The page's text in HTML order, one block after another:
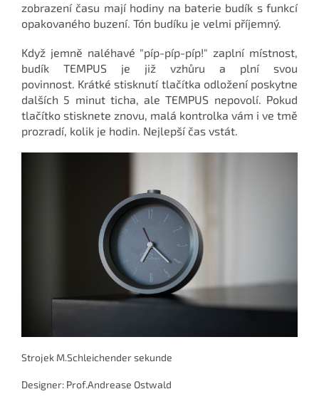
zobrazení času mají hodiny na baterie budík s funkcí
opakovaného buzení. Tón budíku je velmi příjemný.
Když jemně naléhavé "píp-píp-píp!" zaplní místnost,
budík TEMPUS je již vzhůru a plní svou
povinnost. Krátké stisknutí tlačítka odložení poskytne
dalších 5 minut ticha, ale TEMPUS nepovolí. Pokud
tlačítko stisknete znovu, malá kontrolka vám i ve tmě
prozradí, kolik je hodin. Nejlepší čas vstát.
Strojek M.Schleichender sekunde
Designer: Prof.Andrease Ostwald